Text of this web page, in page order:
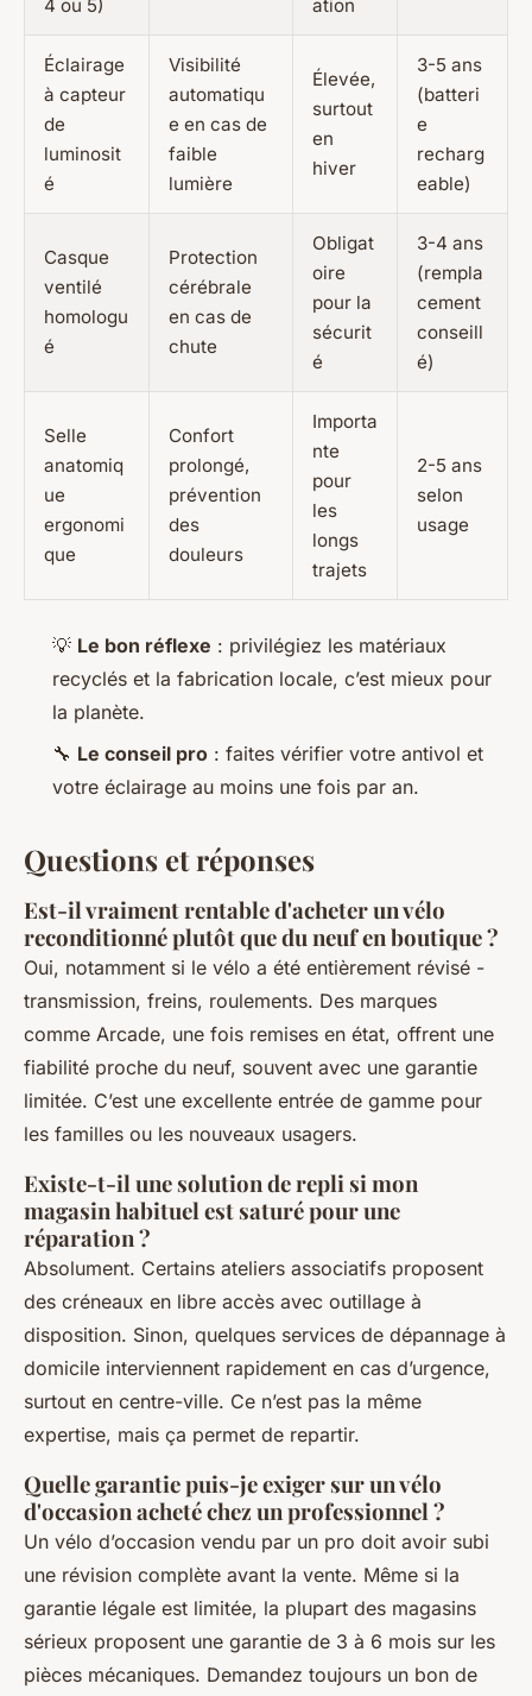
4 ou 5) ation
Éclairage
à capteur
de
luminosit
é
Visibilité
automatiqu
e en cas de
faible
lumière
Élevée,
surtout
en
hiver
3-5 ans
(batteri
e
recharg
eable)
Casque
ventilé
homologu
é
Protection
cérébrale
en cas de
chute
Obligat
oire
pour la
sécurit
é
3-4 ans
(rempla
cement
conseill
é)
Selle
anatomiq
ue
ergonomi
que
Confort
prolongé,
prévention
des
douleurs
Importa
nte
pour
les
longs
trajets
2-5 ans
selon
usage
💡 Le bon réflexe : privilégiez les matériaux
recyclés et la fabrication locale, c’est mieux pour
la planète.
🔧 Le conseil pro : faites vérifier votre antivol et
votre éclairage au moins une fois par an.
Questions et réponses
Est-il vraiment rentable d'acheter un vélo
reconditionné plutôt que du neuf en boutique ?
Oui, notamment si le vélo a été entièrement révisé -
transmission, freins, roulements. Des marques
comme Arcade, une fois remises en état, offrent une
fiabilité proche du neuf, souvent avec une garantie
limitée. C’est une excellente entrée de gamme pour
les familles ou les nouveaux usagers.
Existe-t-il une solution de repli si mon
magasin habituel est saturé pour une
réparation ?
Absolument. Certains ateliers associatifs proposent
des créneaux en libre accès avec outillage à
disposition. Sinon, quelques services de dépannage à
domicile interviennent rapidement en cas d’urgence,
surtout en centre-ville. Ce n’est pas la même
expertise, mais ça permet de repartir.
Quelle garantie puis-je exiger sur un vélo
d'occasion acheté chez un professionnel ?
Un vélo d’occasion vendu par un pro doit avoir subi
une révision complète avant la vente. Même si la
garantie légale est limitée, la plupart des magasins
sérieux proposent une garantie de 3 à 6 mois sur les
pièces mécaniques. Demandez toujours un bon de